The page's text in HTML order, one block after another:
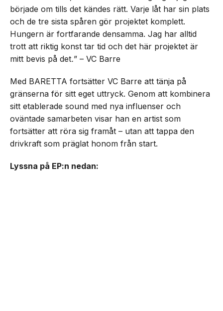
började om tills det kändes rätt. Varje låt har sin plats
och de tre sista spåren gör projektet komplett.
Hungern är fortfarande densamma. Jag har alltid
trott att riktig konst tar tid och det här projektet är
mitt bevis på det.” – VC Barre
Med BARETTA fortsätter VC Barre att tänja på
gränserna för sitt eget uttryck. Genom att kombinera
sitt etablerade sound med nya influenser och
oväntade samarbeten visar han en artist som
fortsätter att röra sig framåt – utan att tappa den
drivkraft som präglat honom från start.
Lyssna på EP:n nedan: